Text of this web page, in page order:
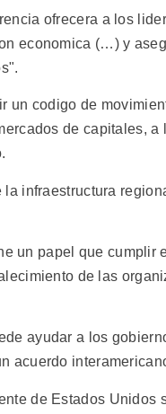
ofrecera a los
economica (…) y
un codigo de
de capitales,
infraestructura
un papel que cumplir
de las
ayudar a los
acuerdo
de Estados Unidos